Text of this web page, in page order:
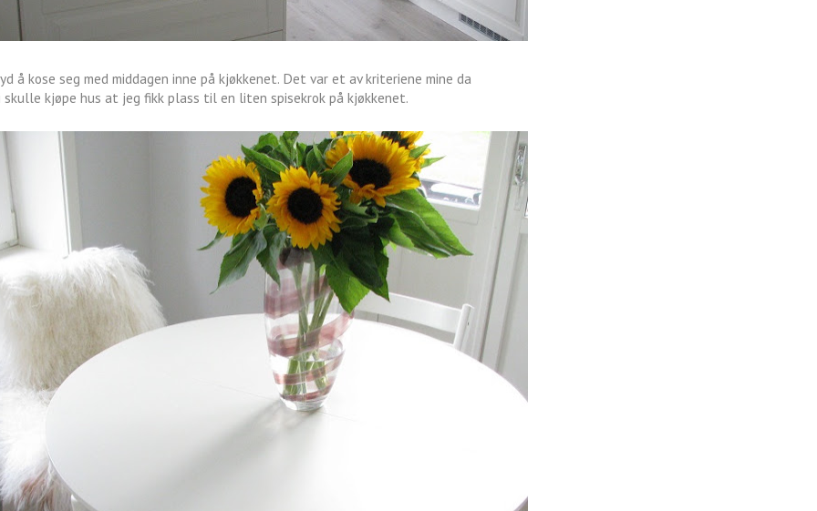
å kose seg med middagen inne på kjøkkenet. Det var et av kriteriene mine da
skulle kjøpe hus at jeg fikk plass til en liten spisekrok på kjøkkenet.